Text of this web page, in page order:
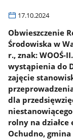
17.10.2024
Obwieszczenie
Środowiska w
r., znak: WOOŚ-
wystąpienia do
zajęcie
dla
rolny na
Ochudno, gmina